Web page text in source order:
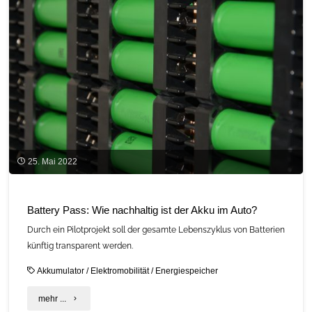
30.
C.A.R.M.E.N.-
Symposium"
25. Mai 2022
Battery Pass: Wie nachhaltig ist der Akku im Auto?
Durch ein Pilotprojekt soll der gesamte Lebenszyklus von Batterien
künftig transparent werden.
Akkumulator / Elektromobilität/ Energiespeicher
mehr ... "Battery